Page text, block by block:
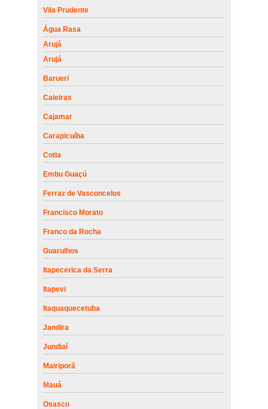
Vila Prudente
Água Rasa
Arujá
Arujá
Barueri
Caieiras
Cajamar
Carapicuíba
Cotia
Embu Guaçú
Ferraz de Vasconcelos
Francisco Morato
Franco da Rocha
Guarulhos
Itapecerica da Serra
Itapevi
Itaquaquecetuba
Jandira
Jundiaí
Mairiporã
Mauá
Osasco